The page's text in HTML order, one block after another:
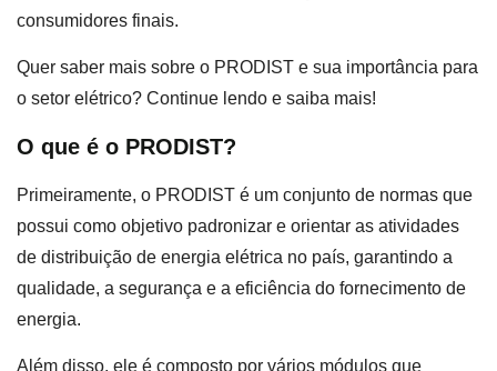
consumidores finais.
Quer saber mais sobre o PRODIST e sua importância para
o setor elétrico? Continue lendo e saiba mais!
O que é o PRODIST?
Primeiramente, o PRODIST é um conjunto de normas que
possui como objetivo padronizar e orientar as atividades
de distribuição de energia elétrica no país, garantindo a
qualidade, a segurança e a eficiência do fornecimento de
energia.
Além disso, ele é composto por vários módulos que